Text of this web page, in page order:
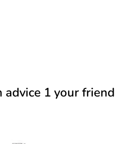
advice 1 your friend